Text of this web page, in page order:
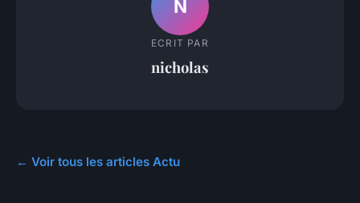
N
ECRIT PAR
nicholas
← Voir tous les articles Actu